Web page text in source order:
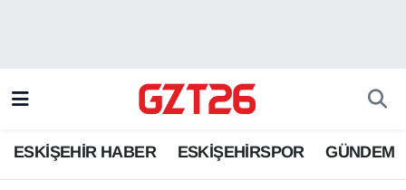
ESKİŞEHİR HABER ESKİŞEHİRSPOR GÜNDEM
ESKİŞEHİRSPOR
GÜNDEM
Odunpazarı Trafik Yoğunluk Haritası
Süper Lig Puan Durumu ve Fikstür